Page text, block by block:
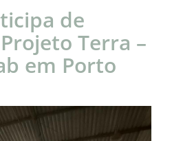
de
Terra –
em Porto